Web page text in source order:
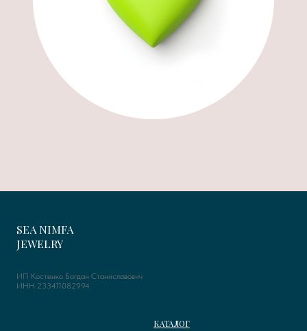
SEA NIMFA
JEWELRY
ИП Костенко Богдан Станиславович
ИНН 233411082994
КАТАЛОГ